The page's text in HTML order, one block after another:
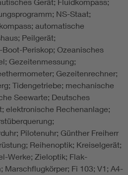
Gerät; Fluidkompass;
NS-Staat;
automatische
Peilgerät;
Periskop; Ozeanisches
Gezeitenmessung;
Gezeitenrechner;
Tidengetriebe; mechanische
Seewarte; Deutsches
elektronische Rechenanlage;
Pilotenuhr; Günther Freiherr
Reihenoptik; Kreiselgerät;
Werke; Zieloptik; Flak-
Marschflugkörper; Fi 103; V1; A4-